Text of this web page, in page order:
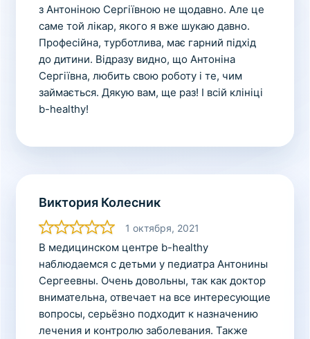
з Антоніною Сергіївною не щодавно. Але це
саме той лікар, якого я вже шукаю давно.
Професійна, турботлива, має гарний підхід
до дитини. Відразу видно, що Антоніна
Сергіївна, любить свою роботу і те, чим
займається. Дякую вам, ще раз! І всій клініці
b-healthy!
Виктория Колесник
1 октября, 2021
В медицинском центре b-healthy
наблюдаемся с детьми у педиатра Антонины
Сергеевны. Очень довольны, так как доктор
внимательна, отвечает на все интересующие
вопросы, серьёзно подходит к назначению
лечения и контролю заболевания. Также